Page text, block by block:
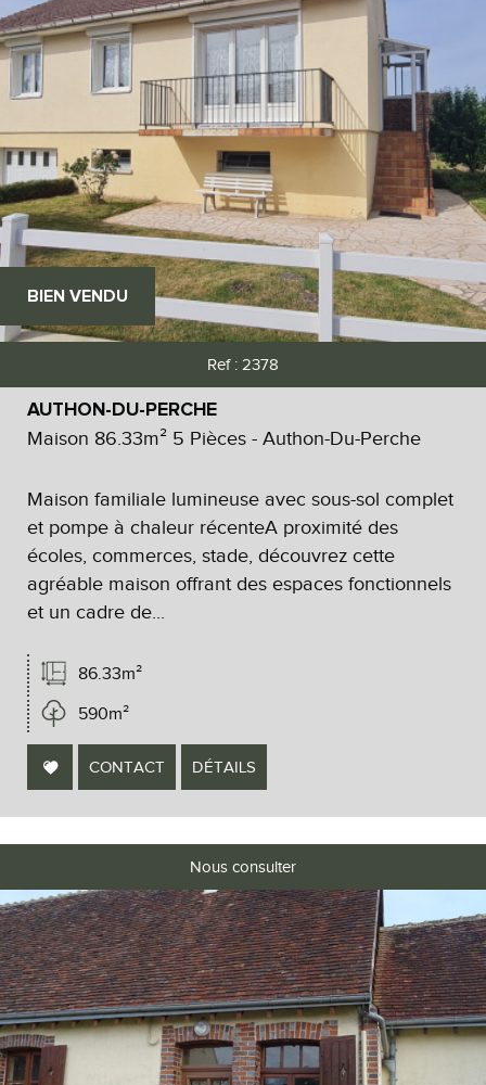
5KM 10KM 25KM
Critères supplémentaires
Piscine Parking Terrasse
RECHERCHER
+ de critères
+
BIEN VENDU
Ref : 2378
AUTHON-DU-PERCHE
Maison 86.33m² 5 Pièces - Authon-Du-Perche
Maison familiale lumineuse avec sous-sol complet
et pompe à chaleur récenteA proximité des
écoles, commerces, stade, découvrez cette
agréable maison offrant des espaces fonctionnels
et un cadre de...
86.33m²
590m²
CONTACT DÉTAILS
Nous consulter